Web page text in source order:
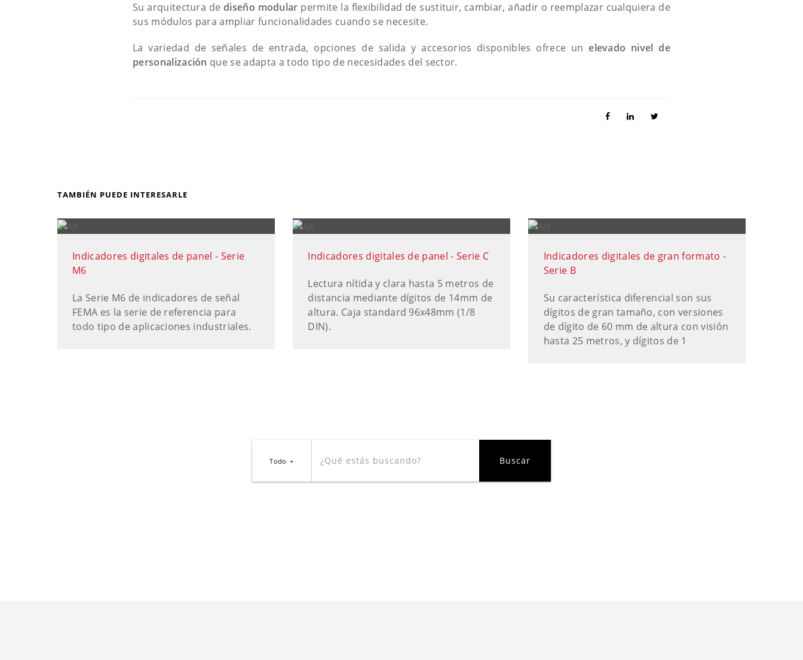
Su arquitectura de diseño modular permite la flexibilidad de sustituir, cambiar, añadir o reemplazar cualquiera de
sus módulos para ampliar funcionalidades cuando se necesite.
La variedad de señales de entrada, opciones de salida y accesorios disponibles ofrece unelevado nivel de
personalización que se adapta a todo tipo de necesidades del sector.
TAMBIÉN PUEDE INTERESARLE
Indicadores digitales de panel - Serie
M6
La Serie M6 de indicadores de señal
FEMA es la serie de referencia para
todo tipo de aplicaciones industriales.
Indicadores digitales de panel - Serie C
Lectura nítida y clara hasta 5 metros de
distancia mediante dígitos de 14mm de
altura. Caja standard 96x48mm (1/8
DIN).
Indicadores digitales de gran formato -
Serie B
Su característica diferencial son sus
dígitos de gran tamaño, con versiones
de dígito de 60 mm de altura con visión
hasta 25 metros, y dígitos de 1
Todo